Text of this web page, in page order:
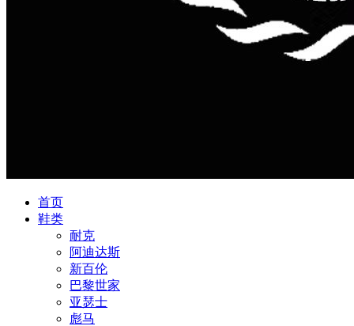
首页
鞋类
耐克
阿迪达斯
新百伦
巴黎世家
亚瑟士
彪马